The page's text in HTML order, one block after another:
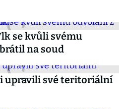
se kvůli svému
na soud
upravili své teritoriální